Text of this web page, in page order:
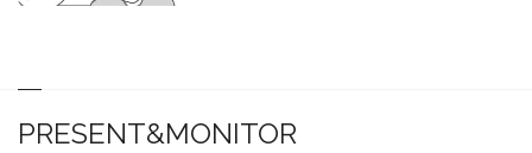
PRESENT&MONITOR